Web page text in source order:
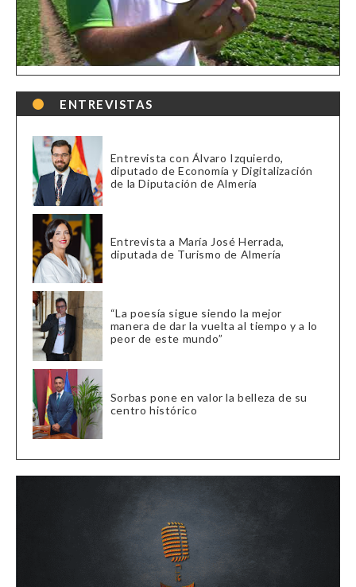
ENTREVISTAS
Entrevista con Álvaro Izquierdo,
diputado de Economía y Digitalización
de la Diputación de Almería
Entrevista a María José Herrada,
diputada de Turismo de Almería
“La poesía sigue siendo la mejor
manera de dar la vuelta al tiempo y a lo
peor de este mundo”
Sorbas pone en valor la belleza de su
centro histórico